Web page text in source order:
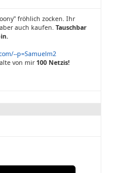
fröhlich zocken. Ihr
auch kaufen. Tauschbar
p=Samuelm2
von mir100 Netzis!